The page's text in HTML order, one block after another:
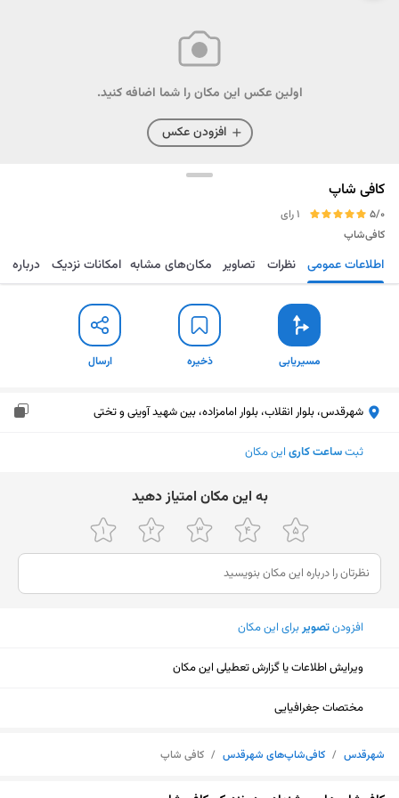
اولین عکس این مکان را شما اضافه کنید.
افزودن عکس
کافی شاپ
5/0
1 رای
کافی‌شاپ
مسیریابی ذخیره ارسال اطلاعات عمومی نظرات تصاویر مکان‌های مشابه امکانات نزدیک درباره
مسیریابی ذخیره ارسال
شهرقدس، بلوار انقلاب، بلوار امامزاده، بین شهید آوینی و تختی
ثبتساعت کاری این مکان
ﺑﻪ اﯾﻦ ﻣﮑﺎن اﻣﺘﯿﺎز دﻫﯿﺪ
افزودنتصویربرای این مکان
ویرایش اطلاعات یا گزارش تعطیلی این مکان
مختصات جغرافیایی
شهرقدس / کافی‌شاپ‌های شهرقدس / کافی شاپ